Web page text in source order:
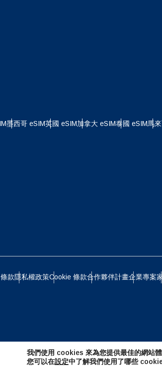
墨西哥 eSIM英國 eSIM加拿大 eSIM泰國 eSIM馬
款隱私權政策Cookie 條款合作夥伴計畫企業專案
English
Polski
简体中文
CAD - 加幣
CHF - 瑞士法郎
我們使用 cookies 來為您提供最佳的網站體
您可以在設定中了解我們使用了哪些